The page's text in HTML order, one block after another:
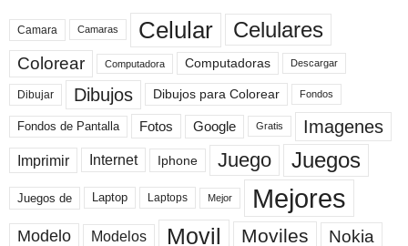
Camara Camaras Celular Celulares
Colorear Computadora Computadoras Descargar
Dibujar Dibujos Dibujos para Colorear Fondos
Fondos de Pantalla Fotos Google Gratis Imagenes
Imprimir Internet Iphone Juego Juegos
Juegos de Laptop Laptops Mejor Mejores
Modelo Modelos Movil Moviles Nokia